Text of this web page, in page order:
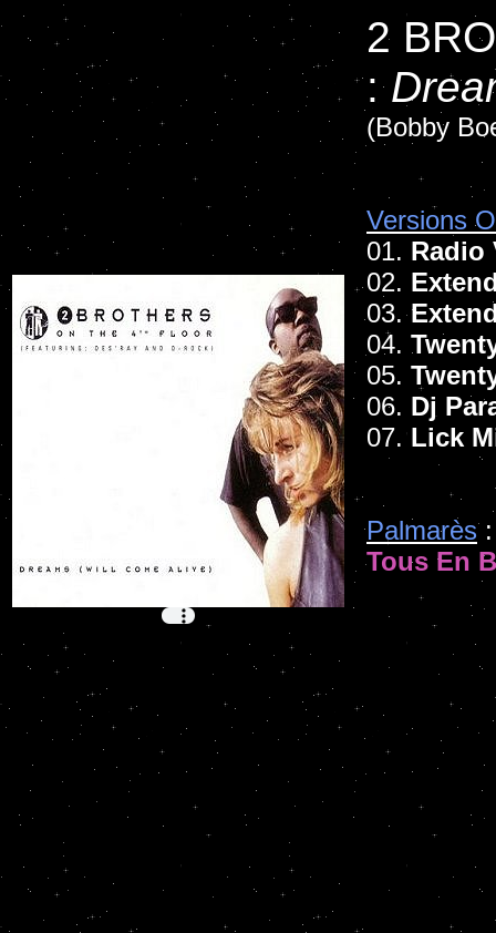
2
:
(Bobby
Versions
01. Radio
02.
03.
04.
05.
06. Dj
07.Lick
Palmarès:
Tous En